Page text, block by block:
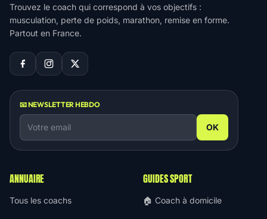
Trouvez le coach qui correspond à vos objectifs :
musculation, perte de poids, marathon, remise en forme.
Partout en France.
📧 NEWSLETTER HEBDO
OK
ANNUAIRE
Tous les coachs
GUIDES SPORT
🏠 Coach à domicile